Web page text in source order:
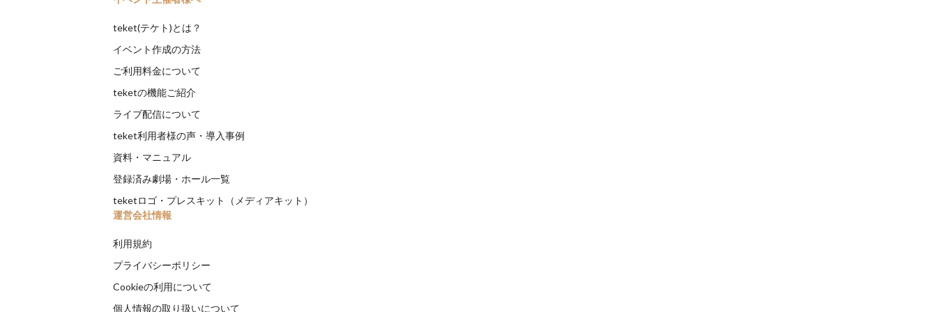
teket(テケト)とは？
イベント作成の方法
ご利用料金について
teketの機能ご紹介
ライブ配信について
teket利用者様の声・導入事例
資料・マニュアル
登録済み劇場・ホール一覧
teketロゴ・プレスキット（メディアキット）
運営会社情報
利用規約
プライバシーポリシー
Cookieの利用について
個人情報の取り扱いについて